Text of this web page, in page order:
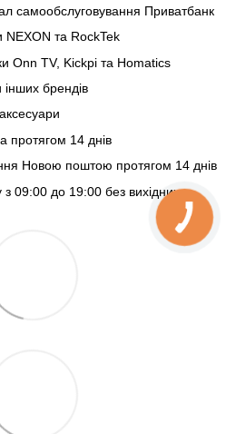
самообслуговування Приватбанк
NEXON та RockTek
Onn TV, Kickpi та Homatics
інших брендів
протягом 14 днів
Новою поштою протягом 14 днів
09:00 до 19:00 без вихідних